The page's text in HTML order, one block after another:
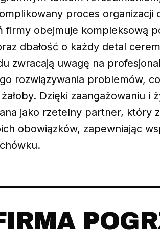
proces organizacji
firmy obejmuje kompleksową
dbałość o każdy detal
zwracają uwagę na
rozwiązywania problemów,
Dzięki zaangażowaniu i
jako rzetelny partner, który
obowiązków, zapewniając